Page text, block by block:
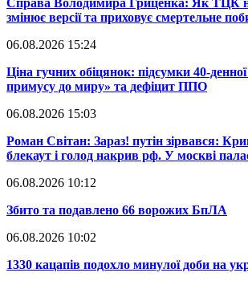
​Справа Володимира Гриценка: Як ТЦК
змінює версії та приховує смертельне
06.08.2026 15:24
​Ціна гучних обіцянок: підсумки 40-денної
примусу до миру» та дефіцит ППО
06.08.2026 15:03
​Роман Світан: Зараз! путін зірвався:
блекаут і голод накрив рф. У москві
06.08.2026 10:12
​Збито та подавлено 66 ворожих БпЛА
06.08.2026 10:02
​1330 кацапів подохло минулої доби на